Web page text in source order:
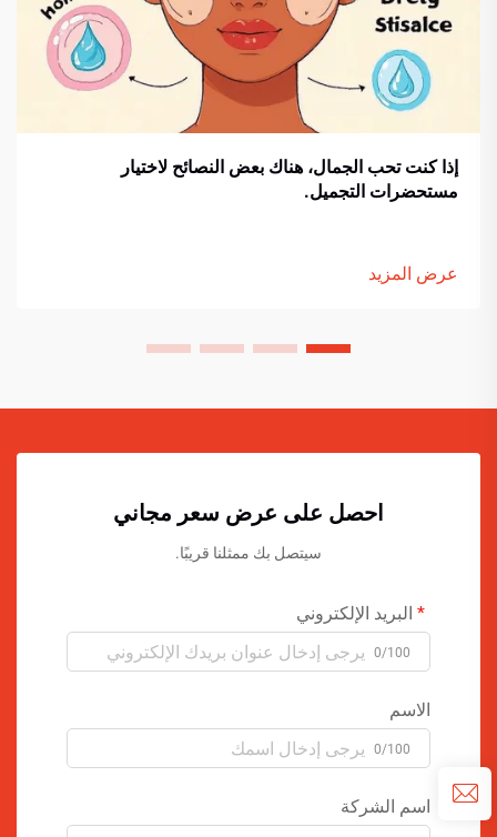
إذا كنت تحب الجمال، هناك بعض النصائح لاختيار
مستحضرات التجميل.
عرض المزيد
احصل على عرض سعر مجاني
سيتصل بك ممثلنا قريبًا.
البريد الإلكتروني
0/100
الاسم
0/100
اسم الشركة